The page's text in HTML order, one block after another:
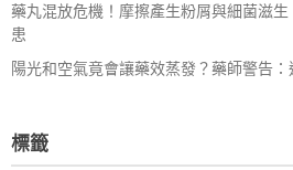
藥丸混放危機！摩擦產生粉屑與細菌滋
患
陽光和空氣竟會讓藥效蒸發？藥師警告
標籤